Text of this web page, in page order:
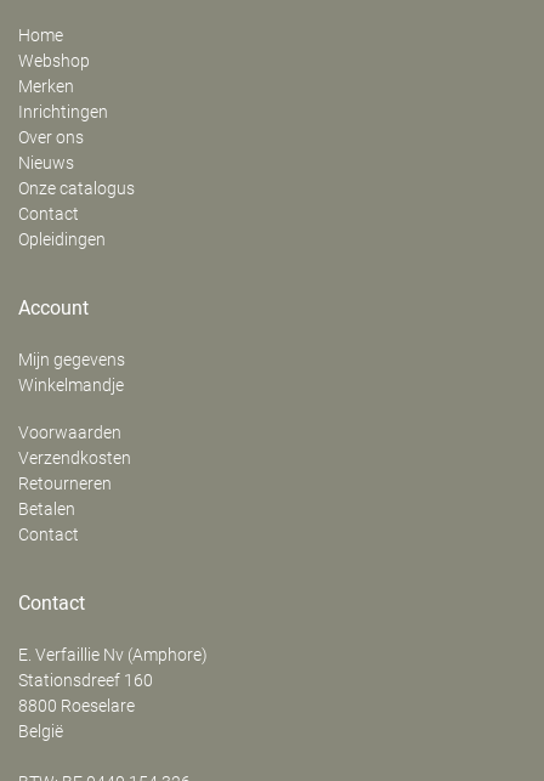
Home
Webshop
Merken
Inrichtingen
Over ons
Nieuws
Onze catalogus
Contact
Opleidingen
Account
Mijn gegevens
Winkelmandje
Voorwaarden
Verzendkosten
Retourneren
Betalen
Contact
Contact
E. Verfaillie Nv (Amphore)
‍Stationsdreef 160
8800 Roeselare
België